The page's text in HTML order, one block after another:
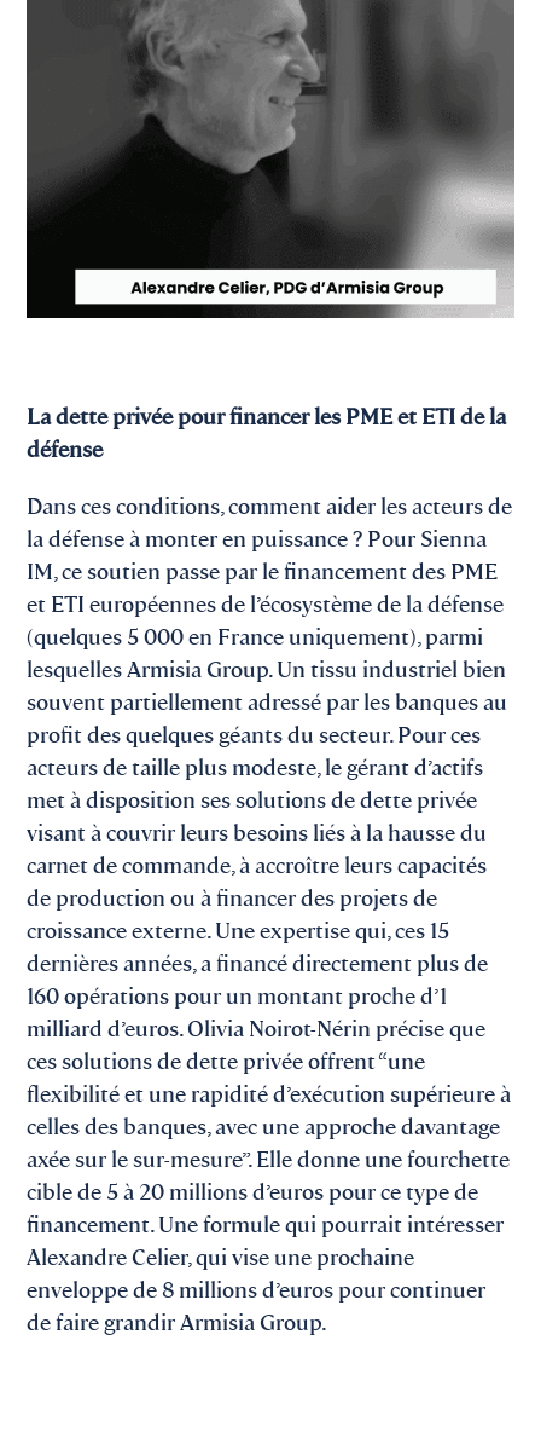
La dette privée pour financer les PME et ETI de la
défense
Dans ces conditions, comment aider les acteurs de
la défense à monter en puissance ? Pour Sienna
IM, ce soutien passe par le financement des PME
et ETI européennes de l’écosystème de la défense
(quelques 5 000 en France uniquement), parmi
lesquelles Armisia Group. Un tissu industriel bien
souvent partiellement adressé par les banques au
profit des quelques géants du secteur. Pour ces
acteurs de taille plus modeste, le gérant d’actifs
met à disposition ses solutions de dette privée
visant à couvrir leurs besoins liés à la hausse du
carnet de commande, à accroître leurs capacités
de production ou à financer des projets de
croissance externe. Une expertise qui, ces 15
dernières années, a financé directement plus de
160 opérations pour un montant proche d’1
milliard d’euros. Olivia Noirot-Nérin précise que
ces solutions de dette privée offrent “une
flexibilité et une rapidité d’exécution supérieure à
celles des banques, avec une approche davantage
axée sur le sur-mesure”. Elle donne une fourchette
cible de 5 à 20 millions d’euros pour ce type de
financement. Une formule qui pourrait intéresser
Alexandre Celier, qui vise une prochaine
enveloppe de 8 millions d’euros pour continuer
de faire grandir Armisia Group.